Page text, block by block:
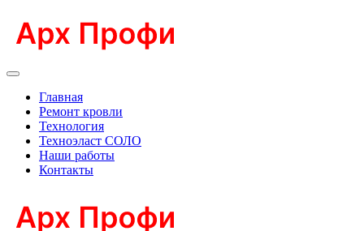
Главная
Ремонт кровли
Технология
Техноэласт СОЛО
Наши работы
Контакты